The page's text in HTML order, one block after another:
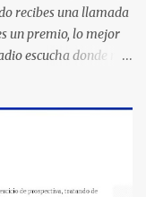
recibes una llamada
un premio, lo mejor
escucha donde nos
DICIENDOME
Y UN
TARDAR HOY YA